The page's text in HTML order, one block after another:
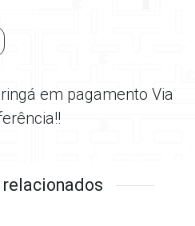
em pagamento Via
relacionados